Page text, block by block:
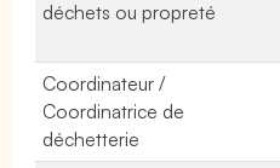
déchets ou propreté
Coordinateur /
Coordinatrice de
déchetterie